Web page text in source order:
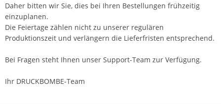
Daher bitten wir Sie, dies bei Ihren Bestellungen frühzeitig
einzuplanen.
Die Feiertage zählen nicht zu unserer regulären
Produktionszeit und verlängern die Lieferfristen entsprechend.
Bei Fragen steht Ihnen unser Support-Team zur Verfügung.
Ihr DRUCKBOMBE-Team